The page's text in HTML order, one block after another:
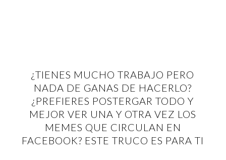
¿TIENES MUCHO TRABAJO PERO
NADA DE GANAS DE HACERLO?
¿PREFIERES POSTERGAR TODO Y
MEJOR VER UNA Y OTRA VEZ LOS
MEMES QUE CIRCULAN EN
FACEBOOK? ESTE TRUCO ES PARA TI